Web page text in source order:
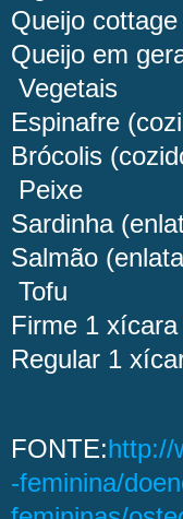
Queijo cottage
Queijo em
Vegetais
Espinafre
Brócolis
Peixe
Sardinha
Salmão
Tofu
Firme 1 xícara
Regular 1
FONTE:http://
-feminina/